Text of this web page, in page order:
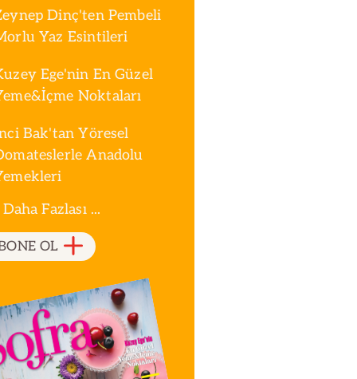
Dinç'ten Pembeli
Yaz Esintileri
Ege'nin En Güzel
Noktaları
Bak'tan Yöresel
Anadolu
Fazlası ...
OL